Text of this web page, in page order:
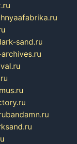
sand.ru
bandamn.ru